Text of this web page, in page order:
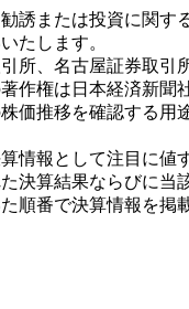
誘または投資に関す
たします。
、名古屋証券取引
作権は日本経済新聞
価推移を確認する
情報として注目に
決算結果ならびに
順番で決算情報を